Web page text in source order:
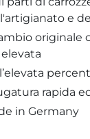
e
originale
rapida
in Germany